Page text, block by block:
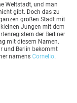
Weltstadt, und man
gibt. Doch das zu
großen Stadt mit
Jungen mit dem
der Berliner
mit diesem Namen.
und Berlin bekommt
namens Cornelio.